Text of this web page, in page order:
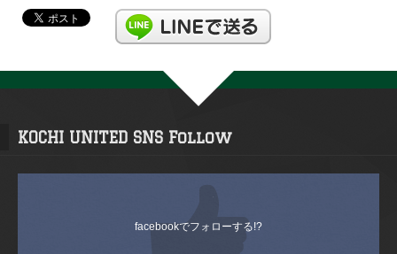
KOCHI UNITED SNS Follow
facebookでフォローする!?